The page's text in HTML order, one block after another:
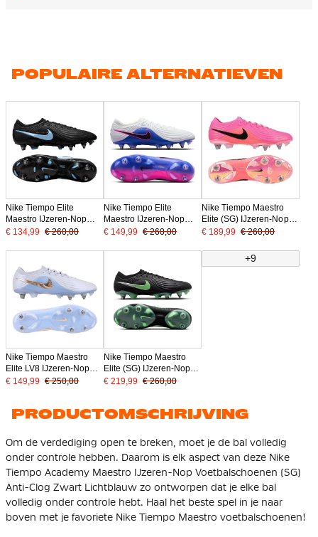
POPULAIRE ALTERNATIEVEN
Nike Tiempo Elite
Maestro IJzeren-Nop
Voetbalschoenen (SG)
€ 134,99 € 260,00
Nike Tiempo Elite
Maestro IJzeren-Nop
Voetbalschoenen (SG)
€ 149,99 € 260,00
Nike Tiempo Maestro
Elite (SG) IJzeren-Nop
Voetbalschoenen
€ 189,99 € 260,00
Nike Tiempo Maestro
Elite LV8 IJzeren-Nop
Voetbalschoenen (SG)
€ 149,99 € 250,00
Nike Tiempo Maestro
Elite (SG) IJzeren-Nop
Voetbalschoenen Zwart
€ 219,99 € 260,00
+9
PRODUCTOMSCHRIJVING
Om de verdediging open te breken, moet je de bal volledig
onder controle hebben. Daarom is elk aspect van deze Nike
Tiempo Academy Maestro IJzeren-Nop Voetbalschoenen (SG)
Anti-Clog Zwart Lichtblauw zo ontworpen dat je elke bal
volledig onder controle hebt. Haal het beste spel in je naar
boven met je favoriete Nike Tiempo Maestro voetbalschoenen!